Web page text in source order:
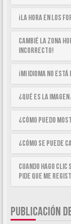
¡La hora en los
Cambié la zona
incorrecto!
¡Mi idioma no
¿Qué es la
¿Cómo puedo
¿Cómo se puede
Cuando hago clic
pide que me
PUBLICACIÓN